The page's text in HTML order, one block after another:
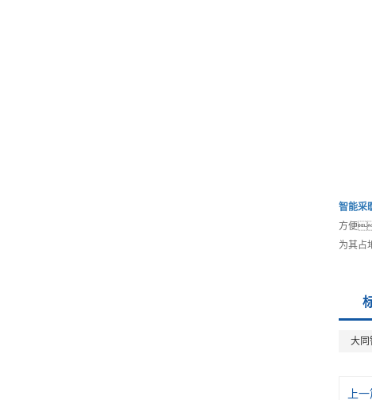
智能采
方便
为其占
大同
上